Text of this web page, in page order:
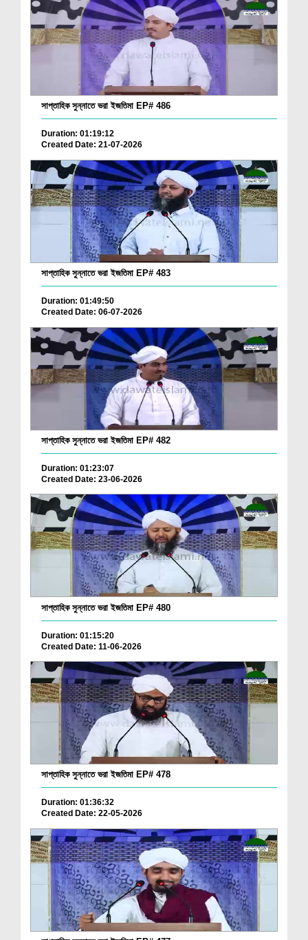
সাপ্তাহিক সুন্নাতে ভরা ইজতিমা EP# 486
Duration: 01:19:12
Created Date: 21-07-2026
সাপ্তাহিক সুন্নাতে ভরা ইজতিমা EP# 483
Duration: 01:49:50
Created Date: 06-07-2026
সাপ্তাহিক সুন্নাতে ভরা ইজতিমা EP# 482
Duration: 01:23:07
Created Date: 23-06-2026
সাপ্তাহিক সুন্নাতে ভরা ইজতিমা EP# 480
Duration: 01:15:20
Created Date: 11-06-2026
সাপ্তাহিক সুন্নাতে ভরা ইজতিমা EP# 478
Duration: 01:36:32
Created Date: 22-05-2026